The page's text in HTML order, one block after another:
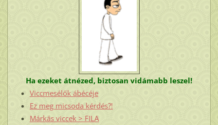
Ha ezeket átnézed, biztosan vidámabb leszel!
Viccmesélők ábécéje
Ez meg micsoda kérdés?!
Márkás viccek > FILA